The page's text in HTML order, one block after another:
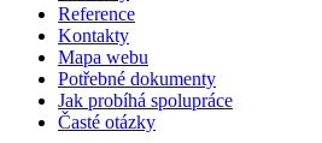
Reference
Kontakty
Mapa webu
Potřebné dokumenty
Jak probíhá spolupráce
Časté otázky